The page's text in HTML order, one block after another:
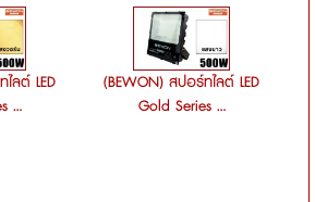
ลต์ LED
...
(BEWON) สปอร์ทไลต์ LED
Gold Series ...